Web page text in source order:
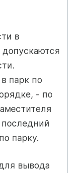
в
парк по
- по
парку.
вывода